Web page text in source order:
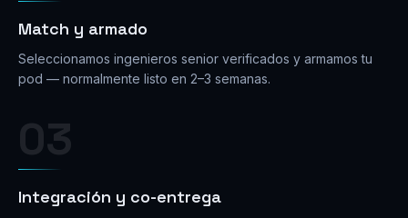
Match y armado
Seleccionamos ingenieros senior verificados y armamos tu
pod — normalmente listo en 2–3 semanas.
03
Integración y co-entrega